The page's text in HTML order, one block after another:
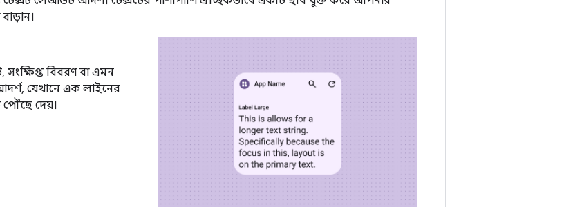
বিবরণ বা এমন
যেখানে এক লাইনের
পৌঁছে দেয়।